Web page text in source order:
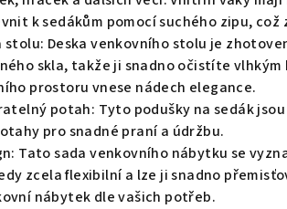
k sedákům pomocí suchého zipu,
stolu: Deska venkovního stolu je
skla, takže ji snadno očistíte vlhkým
prostoru vnese nádech elegance.
potah: Tyto podušky na sedák
pro snadné praní a údržbu.
Tato sada venkovního nábytku se
zcela flexibilní a lze ji snadno
nábytek dle vašich potřeb.